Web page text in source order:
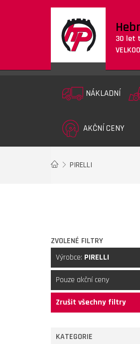
30 let
NÁKLADNÍ
AKČNÍ CENY
PIRELLI
ZVOLENÉ FILTRY
Výrobce: PIRELLI
Pouze akční ceny
Zrušit všechny filtry
KATEGORIE